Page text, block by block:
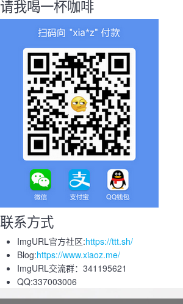
请我喝一杯咖啡
联系方式
ImgURL官方社区:https://ttt.sh/
Blog:https://www.xiaoz.me/
ImgURL交流群：341195621
QQ:337003006